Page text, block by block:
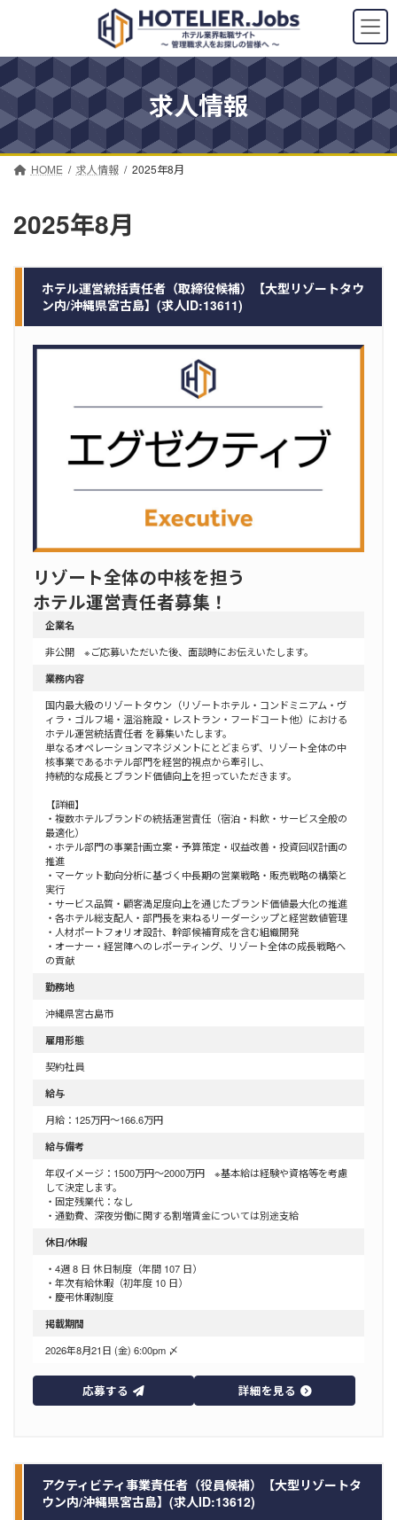
ン
ツ
へ
ス
キ
ッ
ー
シ
ョ
ン
に
移
求人情報
HOME 求人情報 2025年8月
2025年8月
ホテル運営統括責任者（取締役候補）【大型リゾートタウ
ン内/沖縄県宮古島】(求人ID:13611)
リゾート全体の中核を担う
ホテル運営責任者募集！
企業名
非公開 ※ご応募いただいた後、面談時にお伝えいたします。
業務内容
国内最大級のリゾートタウン（リゾートホテル・コンドミニアム・ヴ
ィラ・ゴルフ場・温浴施設・レストラン・フードコート他）における
ホテル運営統括責任者 を募集いたします。
単なるオペレーションマネジメントにとどまらず、リゾート全体の中
核事業であるホテル部門を経営的視点から牽引し、
持続的な成長とブランド価値向上を担っていただきます。
【詳細】
・複数ホテルブランドの統括運営責任（宿泊・料飲・サービス全般の
最適化）
・ホテル部門の事業計画立案・予算策定・収益改善・投資回収計画の
推進
・マーケット動向分析に基づく中長期の営業戦略・販売戦略の構築と
実行
・サービス品質・顧客満足度向上を通じたブランド価値最大化の推進
・各ホテル総支配人・部門長を束ねるリーダーシップと経営数値管理
・人材ポートフォリオ設計、幹部候補育成を含む組織開発
・オーナー・経営陣へのレポーティング、リゾート全体の成長戦略へ
の貢献
勤務地
沖縄県宮古島市
雇用形態
契約社員
給与
月給：125万円～166.6万円
給与備考
年収イメージ：1500万円～2000万円 ※基本給は経験や資格等を考慮
して決定します。
・固定残業代：なし
・通勤費、深夜労働に関する割増賃金については別途支給
休日/休暇
・4週 8 日 休日制度（年間 107 日）
・年次有給休暇（初年度 10 日）
・慶弔休暇制度
掲載期間
2026年8月21日 (金) 6:00pm 〆
応募する 詳細を見る
アクティビティ事業責任者（役員候補）【大型リゾートタ
ウン内/沖縄県宮古島】(求人ID:13612)